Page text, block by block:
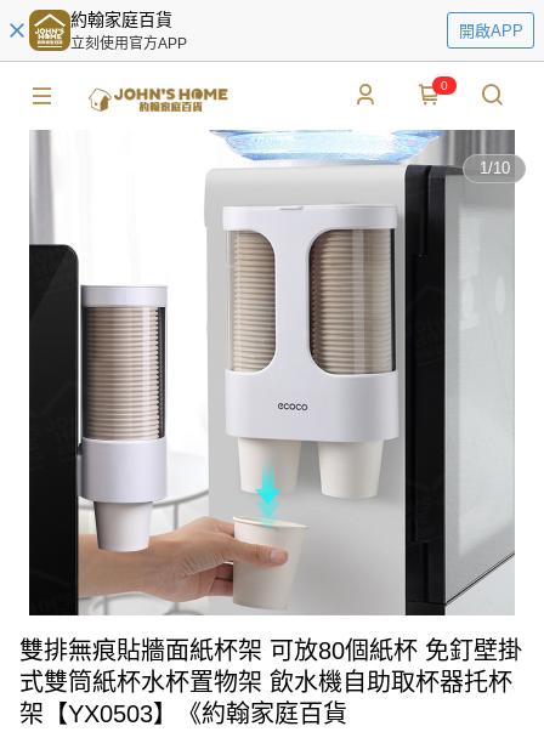
約翰家庭百貨
立刻使用官方APP
開啟APP
0
1/10
雙排無痕貼牆面紙杯架 可放80個紙杯 免釘壁掛
式雙筒紙杯水杯置物架 飲水機自助取杯器托杯
架【YX0503】《約翰家庭百貨